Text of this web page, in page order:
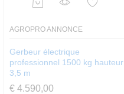
AGROPRO ANNONCE
Gerbeur électrique
professionnel 1500 kg hauteur
3,5 m
€ 4.590,00